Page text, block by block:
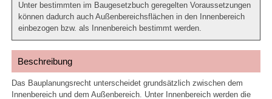
Unter bestimmten im Baugesetzbuch geregelten Voraussetzungen
können dadurch auch Außenbereichsflächen in den Innenbereich
einbezogen bzw. als Innenbereich bestimmt werden.
Beschreibung
Das Bauplanungsrecht unterscheidet grundsätzlich zwischen dem
Innenbereich und dem Außenbereich. Unter Innenbereich werden die